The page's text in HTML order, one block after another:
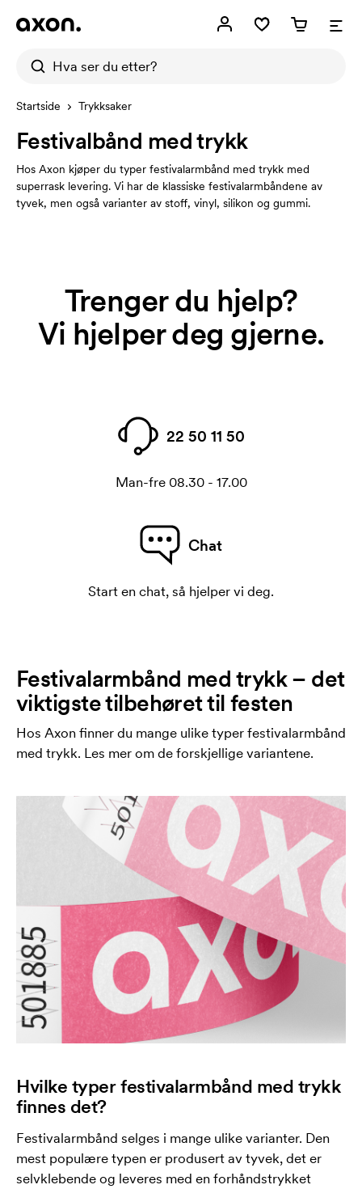
Startside Trykksaker
Festivalbånd med trykk
Hos Axon kjøper du typer festivalarmbånd med trykk med
superrask levering. Vi har de klassiske festivalarmbåndene av
tyvek, men også varianter av stoff, vinyl, silikon og gummi.
Trenger du hjelp?
Vi hjelper deg gjerne.
22 50 11 50
Man-fre 08.30 - 17.00
Chat
Start en chat, så hjelper vi deg.
Festivalarmbånd med trykk – det
viktigste tilbehøret til festen
Hos Axon finner du mange ulike typer festivalarmbånd
med trykk. Les mer om de forskjellige variantene.
Hvilke typer festivalarmbånd med trykk
finnes det?
Festivalarmbånd selges i mange ulike varianter. Den
mest populære typen er produsert av tyvek, det er
selvklebende og leveres med en forhåndstrykket